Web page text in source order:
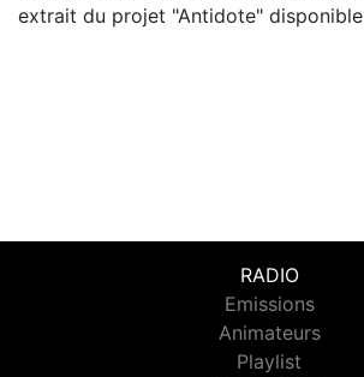
extrait du projet "Antidote" disponible
RADIO
Emissions
Animateurs
Playlist